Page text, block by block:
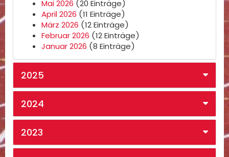
Mai 2026 (20 Einträge)
April 2026 (11 Einträge)
März 2026 (12 Einträge)
Februar 2026 (12 Einträge)
Januar 2026 (8 Einträge)
2025
2024
2023